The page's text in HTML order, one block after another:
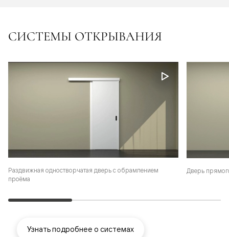
СИСТЕМЫ ОТКРЫВАНИЯ
Раздвижная одностворчатая дверь с обрамлением
проёма
Дверь
Узнать подробнее о системах